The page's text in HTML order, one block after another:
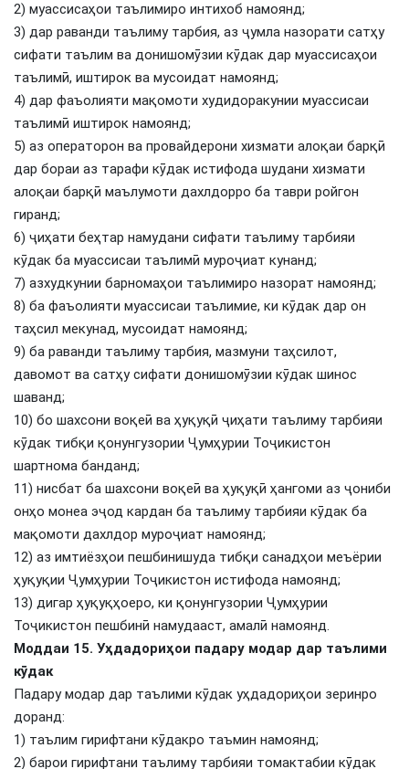
2) муассисаҳои таълимиро интихоб намоянд;
3) дар раванди таълиму тарбия, аз ҷумла назорати сатҳу
сифати таълим ва донишомӯзии кӯдак дар муассисаҳои
таълимӣ, иштирок ва мусоидат намоянд;
4) дар фаъолияти мақомоти худидоракунии муассисаи
таълимӣ иштирок намоянд;
5) аз операторон ва провайдерони хизмати алоқаи барқӣ
дар бораи аз тарафи кӯдак истифода шудани хизмати
алоқаи барқӣ маълумоти дахлдорро ба таври ройгон
гиранд;
6) ҷиҳати беҳтар намудани сифати таълиму тарбияи
кӯдак ба муассисаи таълимӣ муроҷиат кунанд;
7) азхудкунии барномаҳои таълимиро назорат намоянд;
8) ба фаъолияти муассисаи таълимие, ки кӯдак дар он
таҳсил мекунад, мусоидат намоянд;
9) ба раванди таълиму тарбия, мазмуни таҳсилот,
давомот ва сатҳу сифати донишомӯзии кӯдак шинос
шаванд;
10) бо шахсони воқеӣ ва ҳуқуқӣ ҷиҳати таълиму тарбияи
кӯдак тибқи қонунгузории Ҷумҳурии Тоҷикистон
шартнома банданд;
11) нисбат ба шахсони воқеӣ ва ҳуқуқӣ ҳангоми аз ҷониби
онҳо монеа эҷод кардан ба таълиму тарбияи кӯдак ба
мақомоти дахлдор муроҷиат намоянд;
12) аз имтиёзҳои пешбинишуда тибқи санадҳои меъёрии
ҳуқуқии Ҷумҳурии Тоҷикистон истифода намоянд;
13) дигар ҳуқуқҳоеро, ки қонунгузории Ҷумҳурии
Тоҷикистон пешбинӣ намудааст, амалӣ намоянд.
Моддаи 15. Уҳдадориҳои падару модар дар таълими
кӯдак
Падару модар дар таълими кӯдак уҳдадориҳои зеринро
доранд:
1) таълим гирифтани кӯдакро таъмин намоянд;
2) барои гирифтани таълиму тарбияи томактабии кӯдак